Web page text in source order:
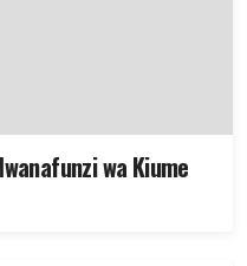
wa Kiume